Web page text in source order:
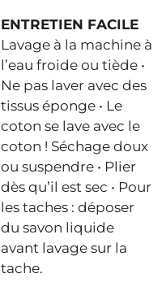
ENTRETIEN FACILE
Lavage à la machine à
l’eau froide ou tiède •
Ne pas laver avec des
tissus éponge • Le
coton se lave avec le
coton ! Séchage doux
ou suspendre • Plier
dès qu’il est sec • Pour
les taches : déposer
du savon liquide
avant lavage sur la
tache.